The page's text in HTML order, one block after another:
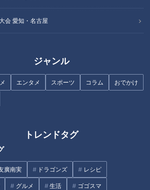
会 愛知・名古屋
ジャンル
エンタメ スポーツ コラム おでかけ
トレンドタグ
廣南実 ドラゴンズ レシピ
グルメ 生活 ゴゴスマ
て1-4月に値上げがあったのは、3593品
いですね。生産者の生活を守るため、企業
いうのはわかっておりますけれども。昨年
が上がってきたということがありました。
イスラエルが行ったイランへの軍事攻撃